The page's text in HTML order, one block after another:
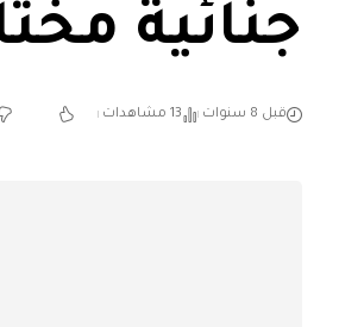
جنائية
قبل 8 سنوات 13 مشاهدات